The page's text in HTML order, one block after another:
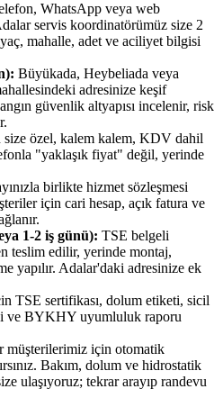
WhatsApp veya web
servis koordinatörümüz size 2
mahalle, adet ve aciliyet bilgisi
Büyükada, Heybeliada veya
adresinize keşif
güvenlik altyapısı incelenir, risk
size özel, kalem kalem, KDV dahil
"yaklaşık fiyat" değil, yerinde
birlikte hizmet sözleşmesi
için cari hesap, açık fatura ve
1-2 iş günü): TSE belgeli
teslim edilir, yerinde montaj,
yapılır. Adalar'daki adresinize ek
TSE sertifikası, dolum etiketi, sicil
ve BYKHY uyumluluk raporu
müşterilerimiz için otomatik
Bakım, dolum ve hidrostatik
ulaşıyoruz; tekrar arayıp randevu